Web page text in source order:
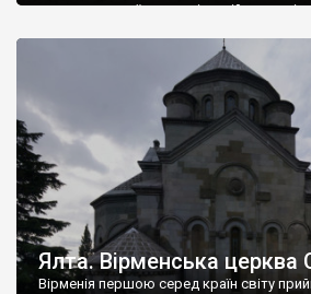
диктувати свої умови візантійському
Херсонесі Володимир-язичник, став
А потім було Хрещення Русі. На честь
Ялта. Вірменська церква
Вірменія першою серед країн світу